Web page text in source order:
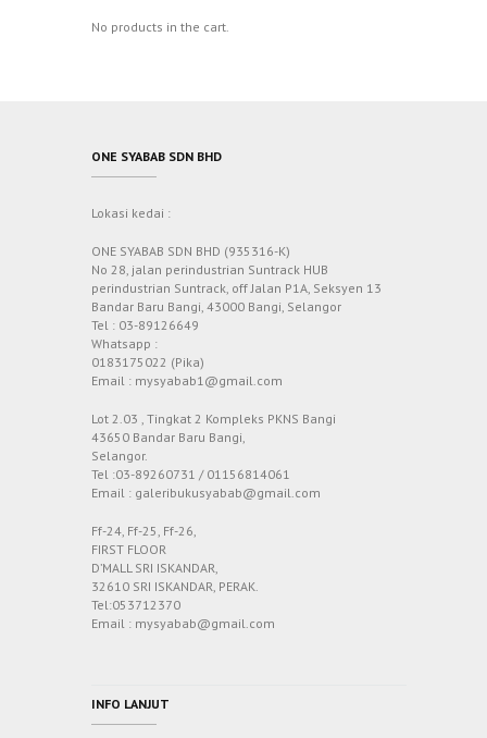
No products in the cart.
ONE SYABAB SDN BHD
Lokasi kedai :
ONE SYABAB SDN BHD (935316-K)
No 28, jalan perindustrian Suntrack HUB
perindustrian Suntrack, off Jalan P1A, Seksyen 13
Bandar Baru Bangi, 43000 Bangi, Selangor
Tel : 03-89126649
Whatsapp :
0183175022 (Pika)
Email : mysyabab1@gmail.com
Lot 2.03 , Tingkat 2 Kompleks PKNS Bangi
43650 Bandar Baru Bangi,
Selangor.
Tel :03-89260731 / 01156814061
Email : galeribukusyabab@gmail.com
Ff-24, Ff-25, Ff-26,
FIRST FLOOR
D’MALL SRI ISKANDAR,
32610 SRI ISKANDAR, PERAK.
Tel:053712370
Email : mysyabab@gmail.com
INFO LANJUT